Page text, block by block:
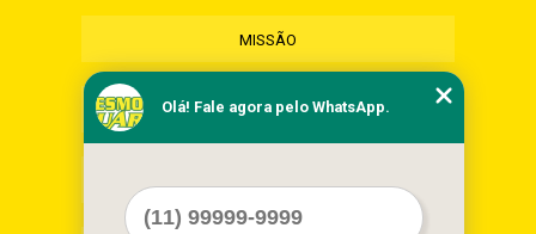
MISSÃO
SERVIÇOS
Olá! Fale agora pelo WhatsApp.